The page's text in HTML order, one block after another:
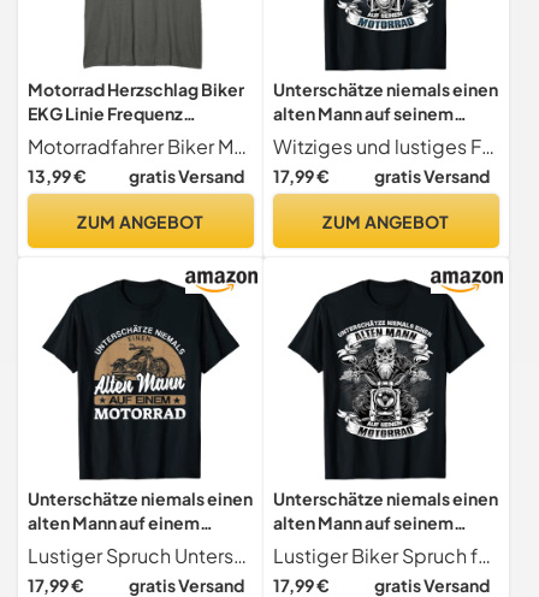
Motorrad Herzschlag Biker
EKG Linie Frequenz
Motorradfahrer T-Shirt
Motorradfahrer Biker Motorrad Spruch Moped Outfits
13,99 € gratis Versand
ZUM ANGEBOT
Unterschätze niemals einen
alten Mann auf seinem
Motorrad T-Shirt
Witziges und lustiges Fun Motiv für den Vater, Großvater, Opa, Onkel, Ehemann oder Sohn der gerne Motorrad fährt und auf Bikes steht. Sarkastisches Statement für den coolen alten Mann der in einem Motorradclub ist..
17,99 € gratis Versand
ZUM ANGEBOT
Unterschätze niemals einen
alten Mann auf einem
Motorrad T-Shirt
Lustiger Spruch Unterschätze niemals einen alten Mann auf einem Motorrad. Witziges Motorrad Motiv für Motorradfahrer die schon etwas älter sind und ein gehobenes Alter haben. Ideal für alte Männer und Rentner die sich gerne auf ihren Feuerstuhl schwingen.
17,99 € gratis Versand
Unterschätze niemals einen
alten Mann auf seinem
Motorrad T-Shirt
Lustiger Biker Spruch für den alten Mann
17,99 € gratis Versand